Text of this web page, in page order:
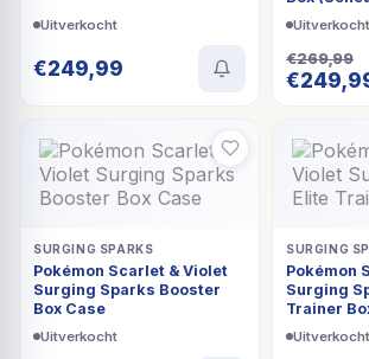
Uitverkocht
€249,99
Uitverkocht
€269,99
€
UITVERKOCHT
SURGING SPARKS
Pokémon Scarlet & Violet
Surging Sparks Booster
Box Case
Uitverkocht
SURGING
Pokémon
Surging
Trainer
Uitverkocht